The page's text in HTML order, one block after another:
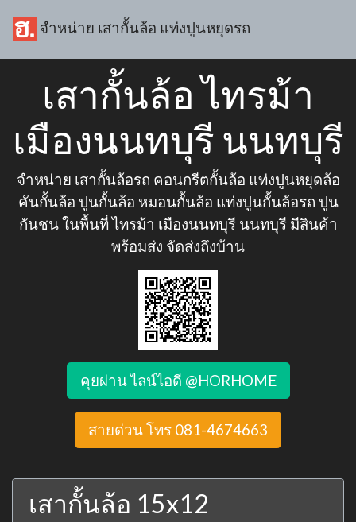
จำหน่าย เสากั้นล้อ แท่งปูนหยุดรถ
เสากั้นล้อ ไทรม้า
เมืองนนทบุรี นนทบุรี
จำหน่าย เสากั้นล้อรถ คอนกรีตกั้นล้อ แท่งปูนหยุดล้อ
คันกั้นล้อ ปูนกั้นล้อ หมอนกั้นล้อ แท่งปูนกั้นล้อรถ ปูน
กันชน ในพื้นที่ ไทรม้า เมืองนนทบุรี นนทบุรี มีสินค้า
พร้อมส่ง จัดส่งถึงบ้าน
คุยผ่าน ไลน์ไอดี @HORHOME
สายด่วน โทร 081-4674663
เสากั้นล้อ 15x12